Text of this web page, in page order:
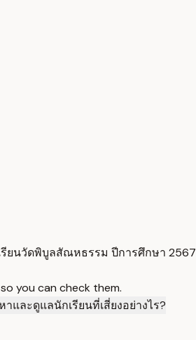
ยนวัดพิบูลสัณหธรรม ปีการศึกษา 2567
you can check them.
และดูแลนักเรียนที่เสี่ยงอย่างไร?